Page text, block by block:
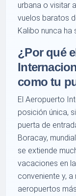
urbana o visitar
vuelos baratos
Kalibo nunca ha
¿Por qué
como tu
El Aeropuerto
posición única,
puerta de
Boracay,
se extiende
vacaciones en
conveniente y,
aeropuertos